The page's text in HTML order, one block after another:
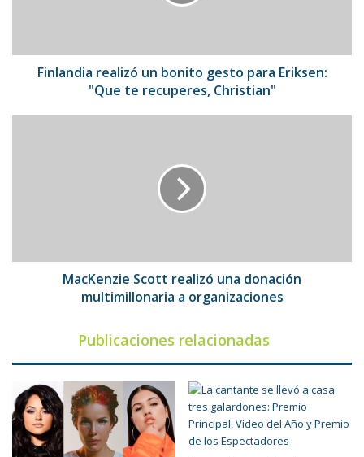
te
recuperes,
Finlandia realizó un bonito gesto para Eriksen:
"Que te recuperes, Christian"
MacKenzie Scott realizó una donación
multimillonaria a organizaciones
Publicaciones relacionadas